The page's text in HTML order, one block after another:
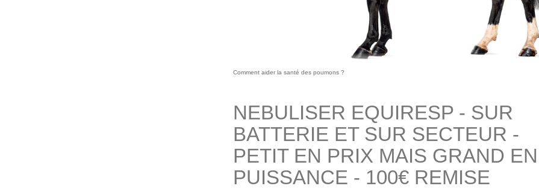
Comment aider la santé des poumons ?
NEBULISER EQUIRESP - SUR
BATTERIE ET SUR SECTEUR -
PETIT EN PRIX MAIS GRAND EN
PUISSANCE - 100€ REMISE